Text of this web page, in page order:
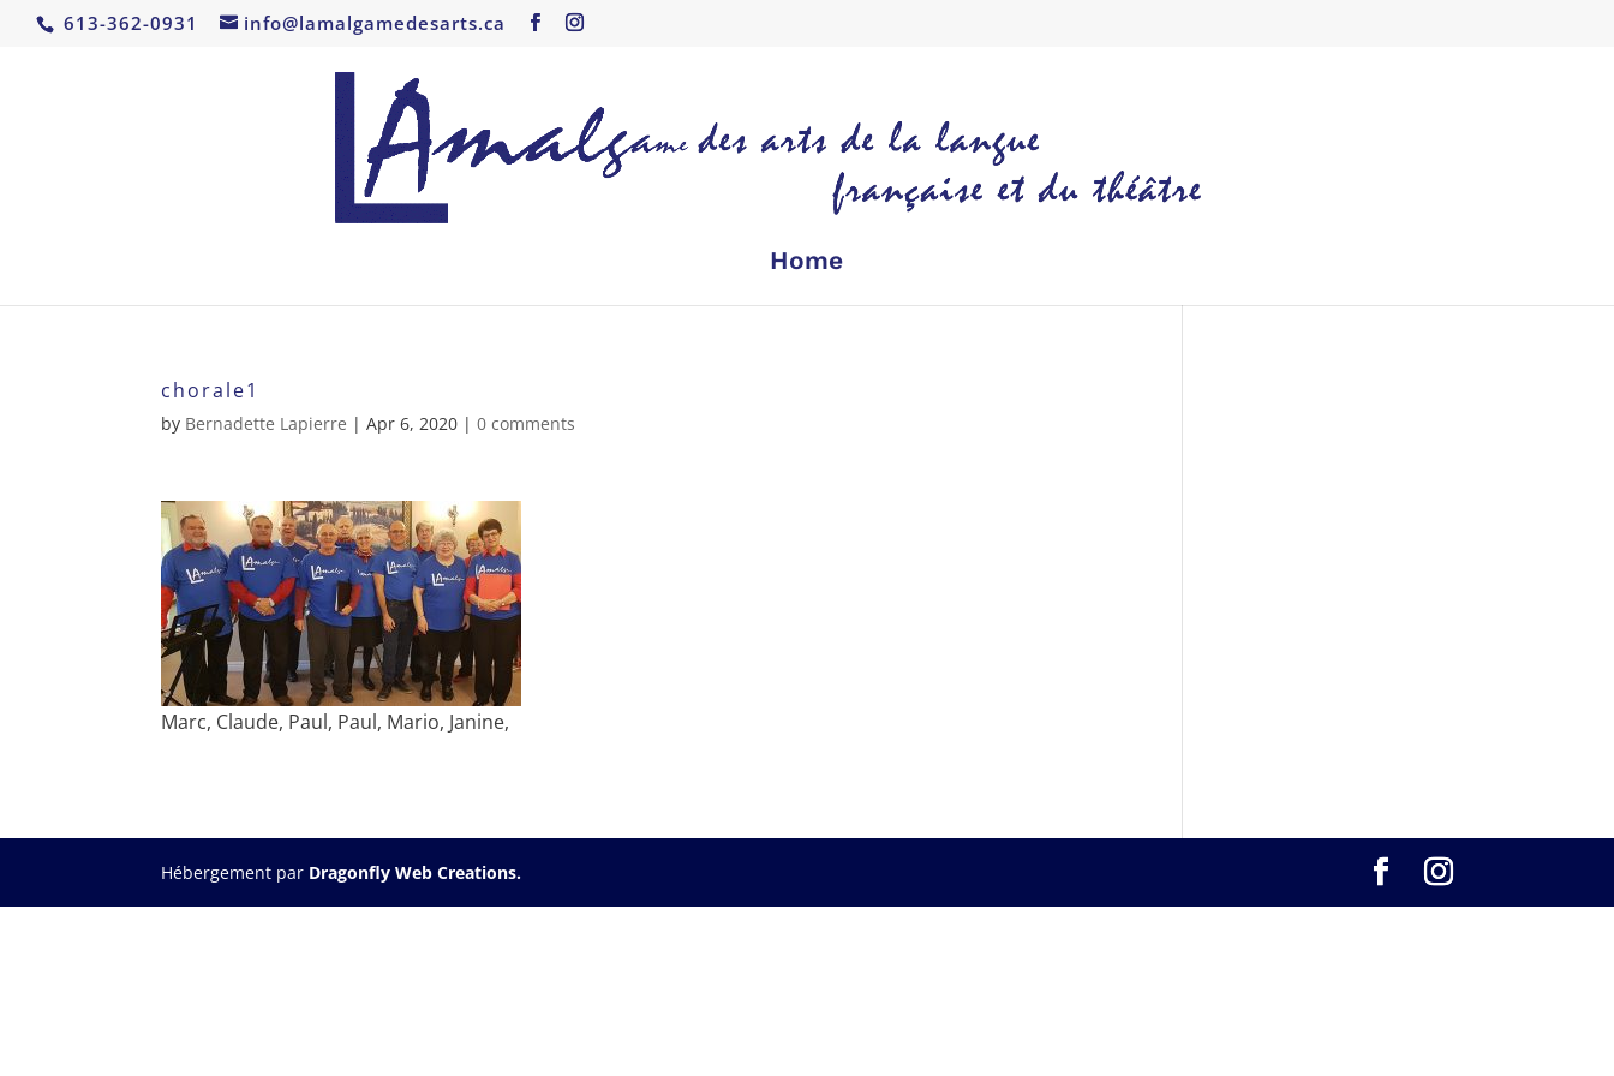
613-362-0931 info@lamalgamedesarts.ca
Home
chorale1
by Bernadette Lapierre |Apr 6, 2020 |0 comments
Marc, Claude, Paul, Paul, Mario, Janine,
Hébergement par Dragonfly Web Creations.